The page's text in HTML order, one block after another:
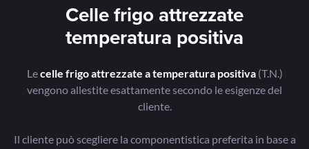
Celle frigo attrezzate
temperatura positiva
Lecelle frigo attrezzate a temperatura positiva(T.N.)
vengono allestite esattamente secondo le esigenze del
cliente.
Il cliente può scegliere la componentistica preferita in base a